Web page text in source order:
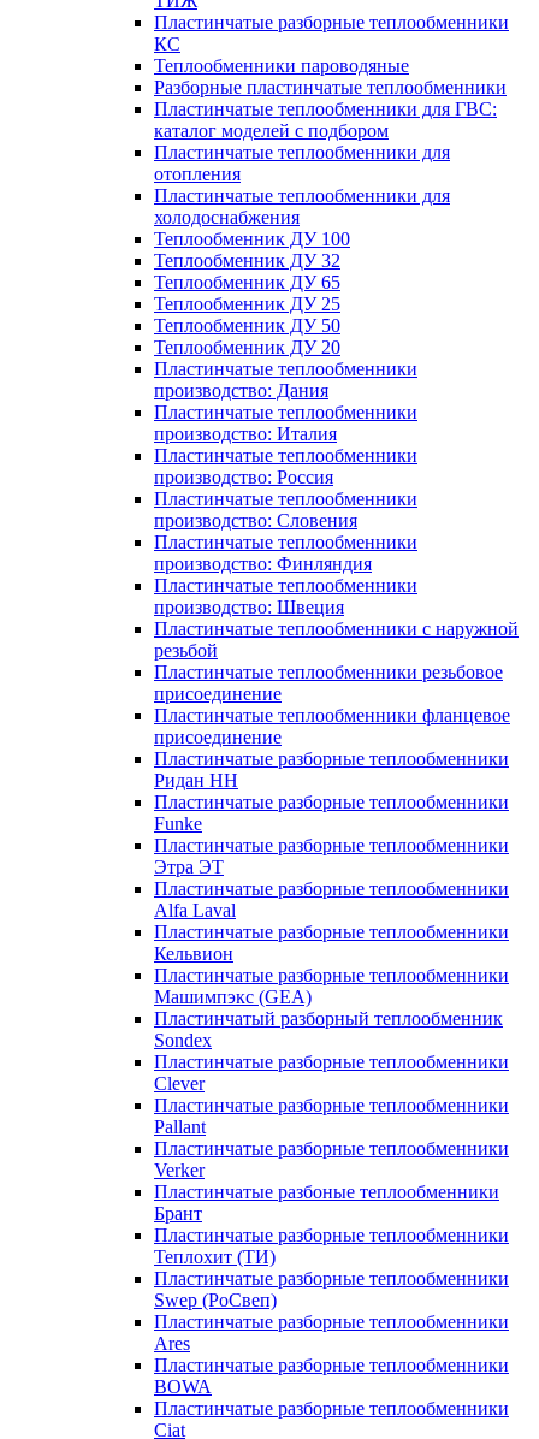
Пластинчатые разборные теплообменники
КC
Теплообменники пароводяные
Разборные пластинчатые теплообменники
Пластинчатые теплообменники для ГВС:
каталог моделей с подбором
Пластинчатые теплообменники для
отопления
Пластинчатые теплообменники для
холодоснабжения
Теплообменник ДУ 100
Теплообменник ДУ 32
Теплообменник ДУ 65
Теплообменник ДУ 25
Теплообменник ДУ 50
Теплообменник ДУ 20
Пластинчатые теплообменники
производство: Дания
Пластинчатые теплообменники
производство: Италия
Пластинчатые теплообменники
производство: Россия
Пластинчатые теплообменники
производство: Словения
Пластинчатые теплообменники
производство: Финляндия
Пластинчатые теплообменники
производство: Швеция
Пластинчатые теплообменники с наружной
резьбой
Пластинчатые теплообменники резьбовое
присоединение
Пластинчатые теплообменники фланцевое
присоединение
Пластинчатые разборные теплообменники
Ридан НН
Пластинчатые разборные теплообменники
Funke
Пластинчатые разборные теплообменники
Этра ЭТ
Пластинчатые разборные теплообменники
Alfa Laval
Пластинчатые разборные теплообменники
Кельвион
Пластинчатые разборные теплообменники
Машимпэкс (GEA)
Пластинчатый разборный теплообменник
Sondex
Пластинчатые разборные теплообменники
Clever
Пластинчатые разборные теплообменники
Pallant
Пластинчатые разборные теплообменники
Verker
Пластинчатые разбоные теплообменники
Брант
Пластинчатые разборные теплообменники
Теплохит (ТИ)
Пластинчатые разборные теплообменники
Swep (РоСвеп)
Пластинчатые разборные теплообменники
Ares
Пластинчатые разборные теплообменники
BOWA
Пластинчатые разборные теплообменники
Ciat